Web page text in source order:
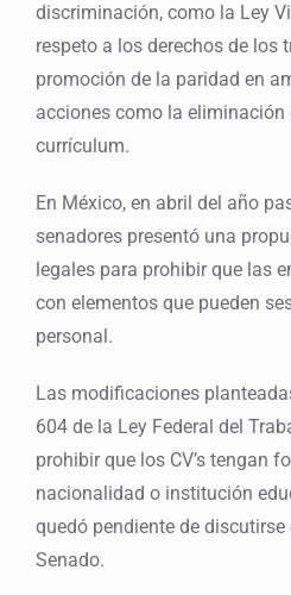
discriminación, como la Ley
respeto a los derechos de los
promoción de la paridad en
acciones como la
currículum.
En México, en abril del año
senadores presentó una
legales para prohibir que las
con elementos que pueden
personal.
Las modificaciones
604 de la Ley Federal del
prohibir que los CV’s tengan
nacionalidad o institución
quedó pendiente de
Senado.